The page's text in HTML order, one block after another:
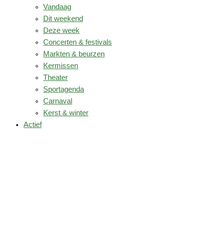
Vandaag
Dit weekend
Deze week
Concerten & festivals
Markten & beurzen
Kermissen
Theater
Sportagenda
Carnaval
Kerst & winter
Actief